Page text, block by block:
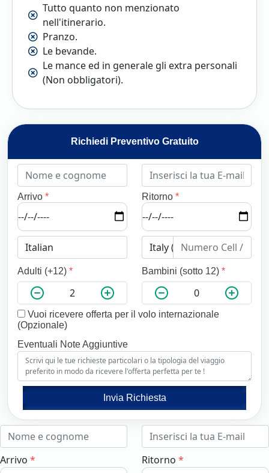
Tutto quanto non menzionato
nell'itinerario.
Pranzo.
Le bevande.
Le mance ed in generale gli extra personali
(Non obbligatori).
Richiedi Preventivo Gratuito
Arrivo * Ritorno *
Adulti (+12) * Bambini (sotto 12) *
Vuoi ricevere offerta per il volo internazionale
(Opzionale)
Eventuali Note Aggiuntive
Invia Richiesta
Arrivo * Ritorno *